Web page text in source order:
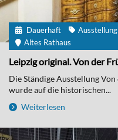
Dauerhaft
Ausstellung
Altes Rathaus
Leipzig original. Von der
Die Ständige Ausstellung
wurde auf die historischen...
Weiterlesen